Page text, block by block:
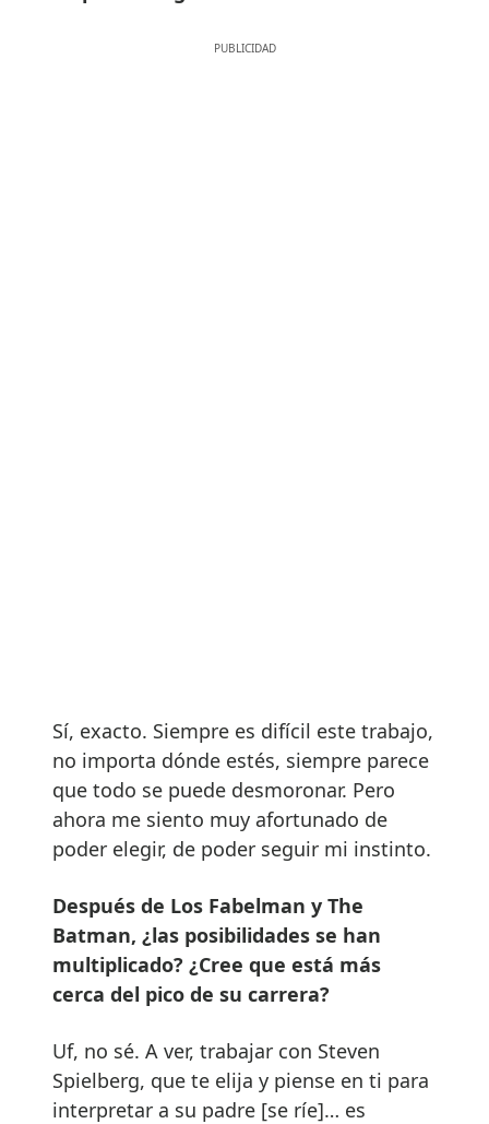
Sí, exacto. Siempre es difícil este trabajo,
no importa dónde estés, siempre parece
que todo se puede desmoronar. Pero
ahora me siento muy afortunado de
poder elegir, de poder seguir mi instinto.
Después de Los Fabelman y The
Batman, ¿las posibilidades se han
multiplicado? ¿Cree que está más
cerca del pico de su carrera?
Uf, no sé. A ver, trabajar con Steven
Spielberg, que te elija y piense en ti para
interpretar a su padre [se ríe]… es